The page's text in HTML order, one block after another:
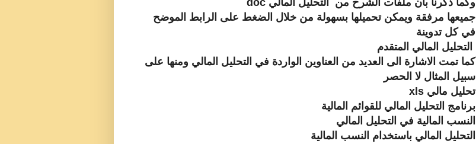
وكما ذكرنا بأن ملفات الشرح من التحليل المالي doc
جميعها مرفقة ويمكن تحميلها بسهولة من خلال الضغط على الرابط الموضح
في كل تدوينة
التحليل المالي المتقدم
كما تمت الاشارة الى العديد من العناوين الواردة في التحليل المالي ومنها على
سبيل المثال لا الحصر
تحليل مالي xls
برنامج التحليل المالي للقوائم المالية
النسب المالية في التحليل المالي
التحليل المالي باستخدام النسب المالية